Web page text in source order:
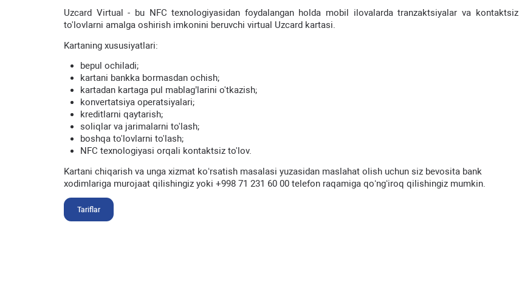
Uzcard Virtual - bu NFC texnologiyasidan foydalangan holda mobil ilovalarda tranzaktsiyalar va kontaktsiz
to'lovlarni amalga oshirish imkonini beruvchi virtual Uzcard kartasi.
Kartaning xususiyatlari:
bepul ochiladi;
kartani bankka bormasdan ochish;
kartadan kartaga pul mablag’larini o'tkazish;
konvertatsiya operatsiyalari;
kreditlarni qaytarish;
soliqlar va jarimalarni to'lash;
boshqa to'lovlarni to'lash;
NFC texnologiyasi orqali kontaktsiz to'lov.
Kartani chiqarish va unga xizmat koʻrsatish masalasi yuzasidan maslahat olish uchun siz bevosita bank
xodimlariga murojaat qilishingiz yoki +998 71 231 60 00 telefon raqamiga qoʻngʻiroq qilishingiz mumkin.
Tariflar